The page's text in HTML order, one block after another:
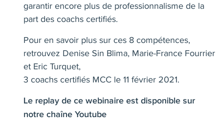
garantir encore plus de professionnalisme de la
part des coachs certifiés.
Pour en savoir plus sur ces 8 compétences,
retrouvez Denise Sin Blima, Marie-France Fourrier
et Eric Turquet,
3 coachs certifiés MCC le 11 février 2021.
Le replay de ce webinaire est disponible sur
notre chaîne Youtube